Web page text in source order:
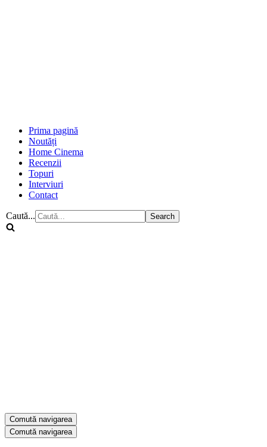
Prima pagină
Noutăți
Home Cinema
Recenzii
Topuri
Interviuri
Contact
Caută...
Comută navigarea
Comută navigarea